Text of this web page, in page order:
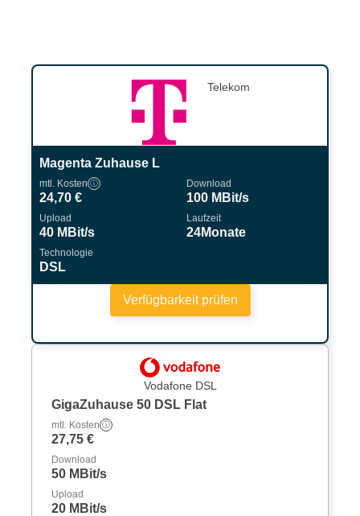
Vodafone DSL
GigaZuhause 50 DSL Flat
mtl. Kosten ⓘ
27,75 €
Download
50 MBit/s
Upload
20 MBit/s
Telekom
Magenta Zuhause L
mtl. Kosten ⓘ
24,70 €
Download
100 MBit/s
Upload
40 MBit/s
Laufzeit
24Monate
Technologie
DSL
Verfügbarkeit prüfen